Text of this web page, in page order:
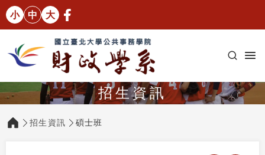
小 中 大
招生資訊
招生資訊 碩士班